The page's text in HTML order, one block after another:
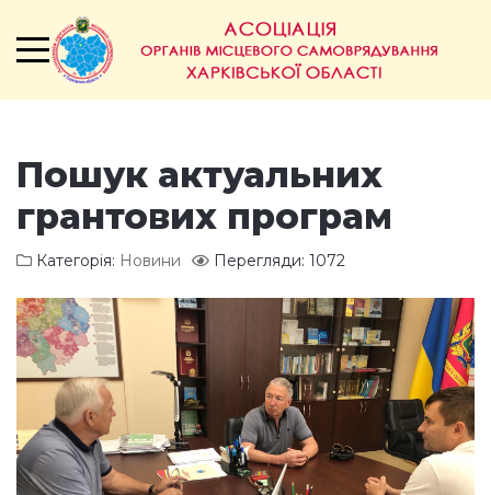
Пошук актуальних
грантових програм
Категорія: Новини Перегляди: 1072